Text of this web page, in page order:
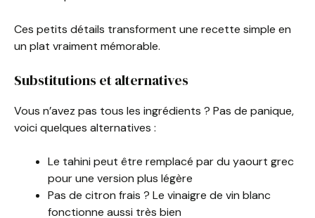
Ces petits détails transforment une recette simple en
un plat vraiment mémorable.
Substitutions et alternatives
Vous n’avez pas tous les ingrédients ? Pas de panique,
voici quelques alternatives :
Le tahini peut être remplacé par du yaourt grec
pour une version plus légère
Pas de citron frais ? Le vinaigre de vin blanc
fonctionne aussi très bien